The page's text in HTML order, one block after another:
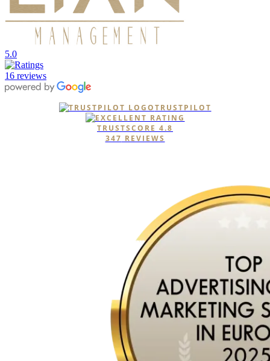
5.0
16 reviews
TRUSTPILOT
TRUSTSCORE 4.8
347 REVIEWS